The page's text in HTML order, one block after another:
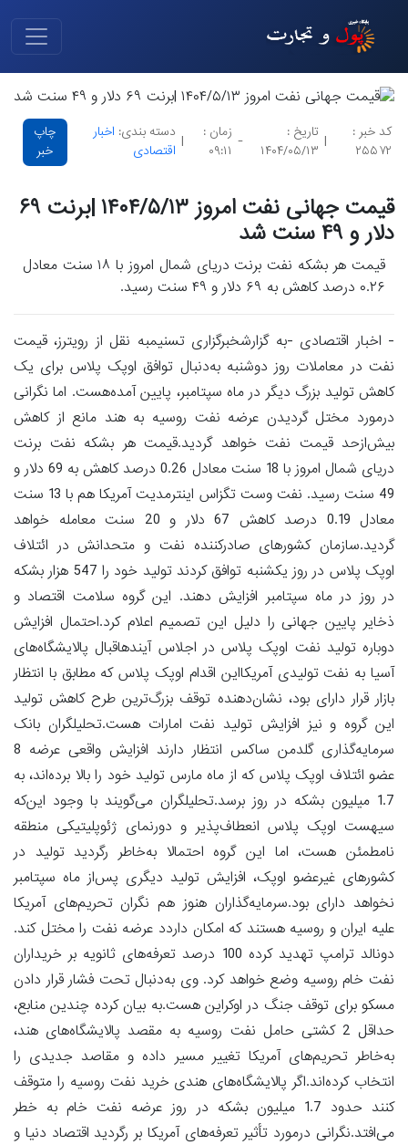
کد خبر :
۲۵۵۷۲
|
تاریخ :
۱۴۰۴/۰۵/۱۳
-
زمان :
۰۹:۱۱
|
دسته بندی: اخبار
اقتصادی
چاپ
خبر
قیمت جهانی نفت امروز ۱۴۰۴/۵/۱۳ |برنت ۶۹
دلار و ۴۹ سنت شد
قیمت هر بشکه نفت برنت دریای شمال امروز با ۱۸ سنت معادل
۰.۲۶ درصد کاهش به ۶۹ دلار و ۴۹ سنت رسید.
- اخبار اقتصادی -به گزارشخبرگزاری تسنیمبه نقل از رویترز، قیمت
نفت در معاملات روز دوشنبه به‌دنبال توافق اوپک پلاس برای یک
کاهش تولید بزرگ دیگر در ماه سپتامبر، پایین آمده‌هست. اما نگرانی
درمورد مختل گردیدن عرضه نفت روسیه به هند مانع از کاهش
بیش‌ازحد قیمت نفت خواهد گردید.قیمت هر بشکه نفت برنت
دریای شمال امروز با 18 سنت معادل 0.26 درصد کاهش به 69 دلار و
49 سنت رسید. نفت وست تگزاس اینترمدیت آمریکا هم با 13 سنت
معادل 0.19 درصد کاهش 67 دلار و 20 سنت معامله خواهد
گردید.سازمان کشورهای صادرکننده نفت و متحدانش در ائتلاف
اوپک پلاس در روز یکشنبه توافق کردند تولید خود را 547 هزار بشکه
در روز در ماه سپتامبر افزایش دهند. این گروه سلامت اقتصاد و
ذخایر پایین جهانی را دلیل این تصمیم اعلام کرد.احتمال افزایش
دوباره تولید نفت اوپک پلاس در اجلاس آیندهاقبال پالایشگاه‌های
آسیا به نفت تولیدی آمریکااین اقدام اوپک پلاس که مطابق با انتظار
بازار قرار دارای بود، نشان‌دهنده توقف بزرگ‌ترین طرح کاهش تولید
این گروه و نیز افزایش تولید نفت امارات هست.تحلیلگران بانک
سرمایه‌گذاری گلدمن ساکس انتظار دارند افزایش واقعی عرضه 8
عضو ائتلاف اوپک پلاس که از ماه مارس تولید خود را بالا برده‌اند، به
1.7 میلیون بشکه در روز برسد.تحلیلگران می‌گویند با وجود این‌که
سیهست اوپک پلاس انعطاف‌پذیر و دورنمای ژئوپلیتیکی منطقه
نامطمئن هست، اما این گروه احتمالا به‌خاطر رگردید تولید در
کشورهای غیرعضو اوپک، افزایش تولید دیگری پس‌از ماه سپتامبر
نخواهد دارای بود.سرمایه‌گذاران هنوز هم نگران تحریم‌های آمریکا
علیه ایران و روسیه هستند که امکان داردد عرضه نفت را مختل کند.
دونالد ترامپ تهدید کرده 100 درصد تعرفه‌های ثانویه بر خریداران
نفت خام روسیه وضع خواهد کرد. وی به‌دنبال تحت فشار قرار دادن
مسکو برای توقف جنگ در اوکراین هست.به بیان کرده چندین منابع،
حداقل 2 کشتی حامل نفت روسیه به مقصد پالایشگاه‌های هند،
به‌خاطر تحریم‌های آمریکا تغییر مسیر داده و مقاصد جدیدی را
انتخاب کرده‌اند.اگر پالایشگاه‌های هندی خرید نفت روسیه را متوقف
کنند حدود 1.7 میلیون بشکه در روز عرضه نفت خام به خطر
می‌افتد.نگرانی درمورد تأثیر تعرفه‌های آمریکا بر رگردید اقتصاد دنیا و